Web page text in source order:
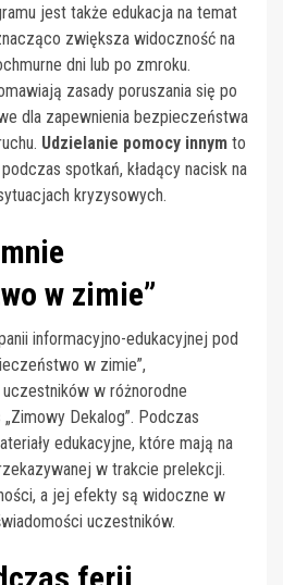
jest także edukacja na temat
zwiększa widoczność na
dni lub po zmroku.
zasady poruszania się po
dla zapewnienia bezpieczeństwa
Udzielanie pomocy innym to
spotkań, kładący nacisk na
kryzysowych.
w zimie”
informacyjno-edukacyjnej pod
w zimie”,
w różnorodne
Dekalog”. Podczas
edukacyjne, które mają na
w trakcie prelekcji.
a jej efekty są widoczne w
uczestników.